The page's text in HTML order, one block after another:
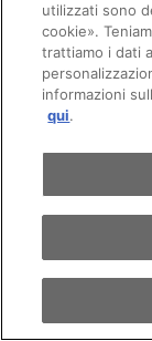
LA NOSTRA
Perché
utilizzati sono
cookie».
trattiamo i dati
informazioni
qui.